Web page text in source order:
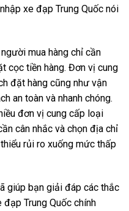
xe đạp Trung Quốc nói
mua hàng chỉ cần
cọc tiền hàng. Đơn vị cung
đặt hàng cũng như vận
an toàn và nhanh chóng.
đơn vị cung cấp loại
cân nhắc và chọn địa chỉ
rủi ro xuống mức thấp
giúp bạn giải đáp các thắc
Trung Quốc chính